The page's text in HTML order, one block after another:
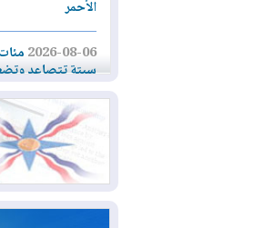
الأحمر
2026-08-06مئات
سبتة تتصاعد وتضغط
2026-08-05
مليون قدم مكعب
إقليم كوردستان إلى
ملامح أخطر التحديات